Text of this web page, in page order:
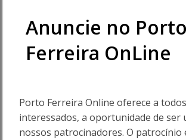
Porto
Ferreira
Online
Porto
Anuncie no Porto
Ferreira OnLine
Porto Ferreira Online oferece a
interessados, a oportunidade de ser
nossos patrocinadores. O patrocínio